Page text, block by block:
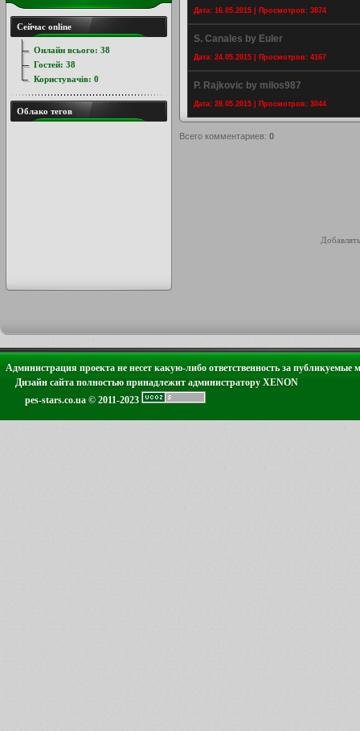
Дата: 16.05.2015 | Просмотров: 3874
S. Canales by Euler
Дата: 24.05.2015 | Просмотров: 4167
P. Rajkovic by milos987
Дата: 28.05.2015 | Просмотров: 3044
Всего комментариев: 0
Сейчас online
Онлайн всього: 38
Гостей: 38
Користувачів: 0
Облако тегов
Администрация проекта не несет какую-либо ответственность за публикуемые
Дизайн сайта полностью принадлежит администратору XENON
pes-stars.co.ua © 2011-2023